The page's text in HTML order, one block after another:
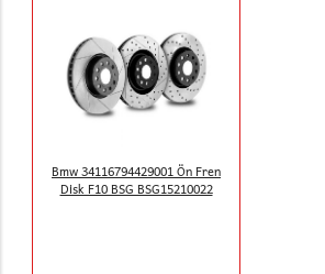
Bmw 34116794429001 Ön Fren
Disk F10 BSG BSG15210022